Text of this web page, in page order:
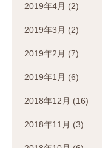
2019年4月 (2)
2019年3月 (2)
2019年2月 (7)
2019年1月 (6)
2018年12月 (16)
2018年11月 (3)